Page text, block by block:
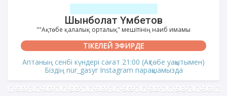
Шынболат Үмбетов
""Ақтөбе қалалық орталық" мешітінің наиб имамы
ТІКЕЛЕЙ ЭФИРДЕ
Аптаның сенбі күндері сағат 21:00 (Ақтөбе уақытымен)
Біздің nur_gasyr Instagram парақшамызда